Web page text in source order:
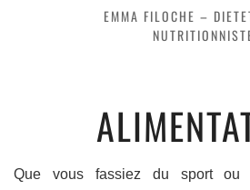
EMMA FILOCHE –
Que vous fassiez du sport ou